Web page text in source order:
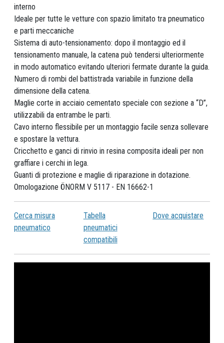
interno
Ideale per tutte le vetture con spazio limitato tra pneumatico
e parti meccaniche
Sistema di auto-tensionamento: dopo il montaggio ed il
tensionamento manuale, la catena può tendersi ulteriormente
in modo automatico evitando ulteriori fermate durante la guida.
Numero di rombi del battistrada variabile in funzione della
dimensione della catena.
Maglie corte in acciaio cementato speciale con sezione a “D”,
utilizzabili da entrambe le parti.
Cavo interno flessibile per un montaggio facile senza sollevare
e spostare la vettura.
Cricchetto e ganci di rinvio in resina composita ideali per non
graffiare i cerchi in lega.
Guanti di protezione e maglie di riparazione in dotazione.
Omologazione ÖNORM V 5117 - EN 16662-1
Cerca misura
pneumatico
Tabella
pneumatici
compatibili
Dove acquistare